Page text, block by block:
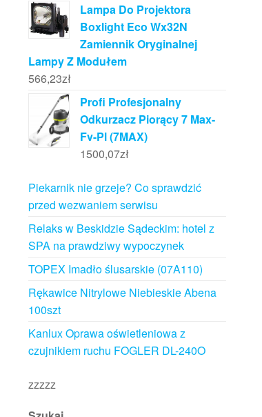
Lampa Do Projektora
Boxlight Eco Wx32N
Zamiennik Oryginalnej
Lampy Z Modułem
566,23zł
Profi Profesjonalny
Odkurzacz Piorący 7 Max-
Fv-Pl (7MAX)
1500,07zł
Piekarnik nie grzeje? Co sprawdzić
przed wezwaniem serwisu
Relaks w Beskidzie Sądeckim: hotel z
SPA na prawdziwy wypoczynek
TOPEX Imadło ślusarskie (07A110)
Rękawice Nitrylowe Niebieskie Abena
100szt
Kanlux Oprawa oświetleniowa z
czujnikiem ruchu FOGLER DL-240O
zzzzz